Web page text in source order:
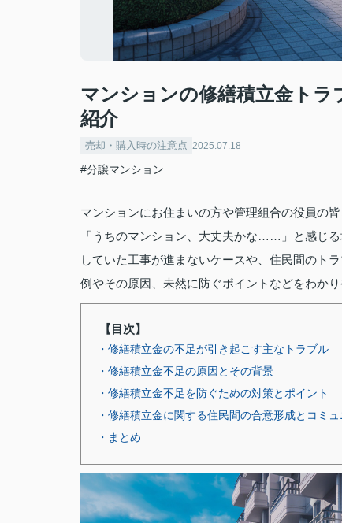
マンションの修繕積立金ト
紹介
売却・購入時の注意点 2025.07.18
#分譲マンション
マンションにお住まいの方や管理組合の役員の
「うちのマンション、大丈夫かな……」と感じ
していた工事が進まないケースや、住民間のト
例やその原因、未然に防ぐポイントなどをわかり
【目次】
・修繕積立金の不足が引き起こす主なトラブル
・修繕積立金不足の原因とその背景
・修繕積立金不足を防ぐための対策とポイント
・修繕積立金に関する住民間の合意形成とコミ
・まとめ